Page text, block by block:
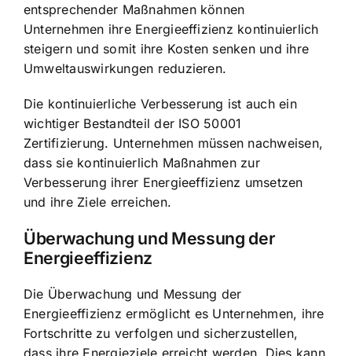
entsprechender Maßnahmen können
Unternehmen ihre Energieeffizienz kontinuierlich
steigern und somit ihre Kosten senken und ihre
Umweltauswirkungen reduzieren.
Die kontinuierliche Verbesserung ist auch ein
wichtiger Bestandteil der ISO 50001
Zertifizierung. Unternehmen müssen nachweisen,
dass sie kontinuierlich Maßnahmen zur
Verbesserung ihrer Energieeffizienz umsetzen
und ihre Ziele erreichen.
Überwachung und Messung der
Energieeffizienz
Die Überwachung und Messung der
Energieeffizienz ermöglicht es Unternehmen, ihre
Fortschritte zu verfolgen und sicherzustellen,